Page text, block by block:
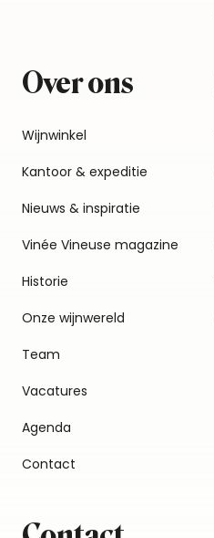
Over ons
Wijnwinkel
Kantoor & expeditie
Nieuws & inspiratie
Vinée Vineuse magazine
Historie
Onze wijnwereld
Team
Vacatures
Agenda
Contact